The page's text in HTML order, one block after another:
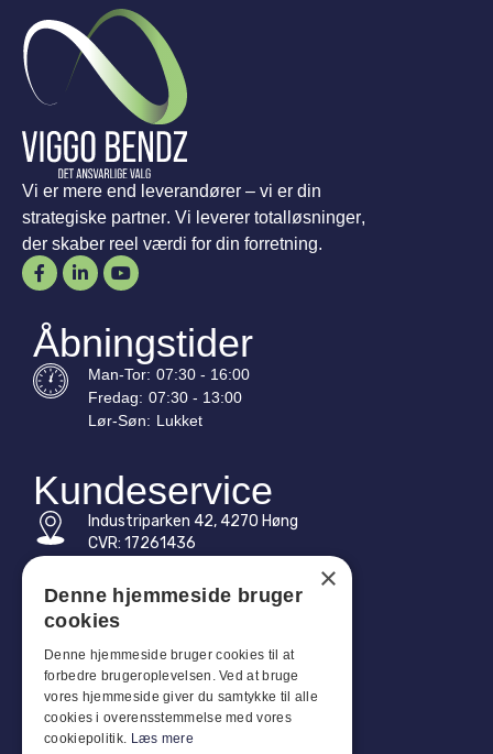
Vi er mere end leverandører – vi er din
strategiske partner. Vi leverer totalløsninger,
der skaber reel værdi for din forretning.
Åbningstider
Man-Tor: 07:30 - 16:00
Fredag: 07:30 - 13:00
Lør-Søn: Lukket
Kundeservice
Industriparken 42, 4270 Høng
CVR: 17261436
E-mail: vb@viggobendz.dk
Quicklinks
Persondatapolitik
Salgs- og leveringsbetingelser
×
Denne hjemmeside bruger
cookies
Denne hjemmeside bruger cookies til at
forbedre brugeroplevelsen. Ved at bruge
vores hjemmeside giver du samtykke til alle
cookies i overensstemmelse med vores
cookiepolitik. Læs mere